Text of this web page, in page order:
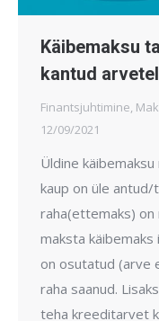
Käibemaksu
kantud
Finantsjuhtimine
12/09/2021
Üldine
kaup on üle
raha(ettemaks) on
maksta
on osutatud (arve
raha saanud.
teha kreeditarvet